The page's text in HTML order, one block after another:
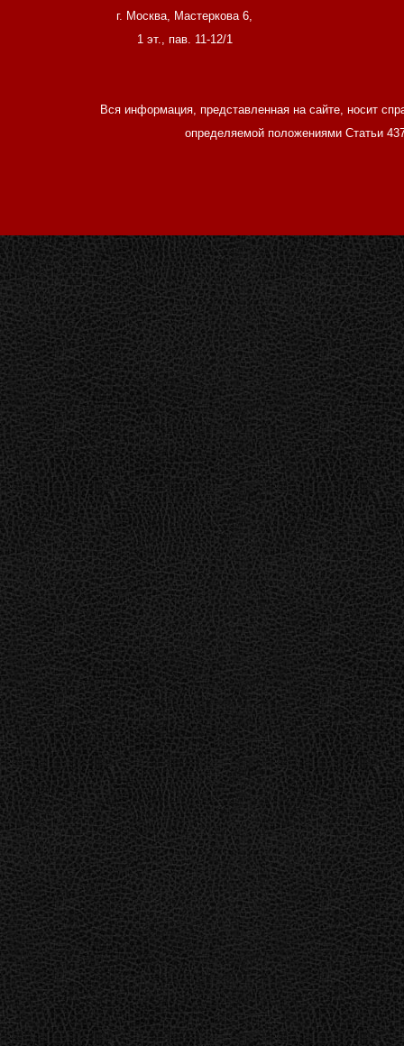
г. Москва, Мастеркова 6,
1 эт., пав. 11-12/1
Вся информация, представленная на сайте, носит
определяемой положениями Статьи